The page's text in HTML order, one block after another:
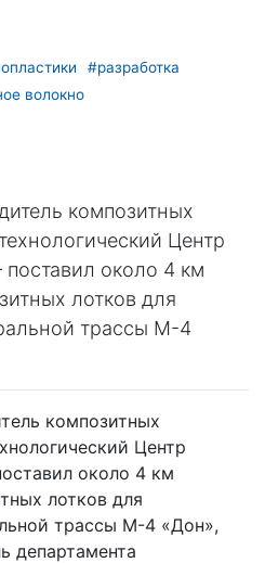
#разработка
волокно
композитных
Центр
около 4 км
лотков для
трассы М-4
композитных
Центр
около 4 км
лотков для
трассы М-4 «Дон»,
департамента